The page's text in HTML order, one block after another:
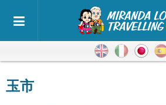
英語 イタリア
日
玉市